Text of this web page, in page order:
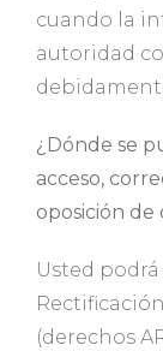
cuando la
autoridad
¿Dónde se
acceso,
oposición de
Usted
(derechos